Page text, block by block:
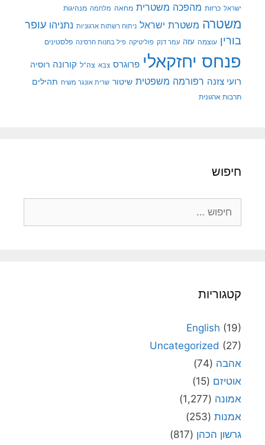
ישראל כרזות מהפכה משטרית מחאה מלחמה מנהיגות
משטרה משטרת ישראל ניתוח רשתות ארגוניות נתניהו עופר
בורין עוצמה עזה עמר דנק פוליטיקה פיל בחנות חרסינה פלסטינים
פנחס יחזקאלי פרוגרס צבא צה"ל קורונה רוסיה
רועי צזנה רפורמה משפטית שיטור שרית אונגר משיח תהילים
תרבות ארגונית
חיפוש
קטגוריות
English (19)
Uncategorized (27)
אהבה (74)
אוטיזם (15)
אמונה (1,277)
אמנות (253)
גרשון הכהן (817)